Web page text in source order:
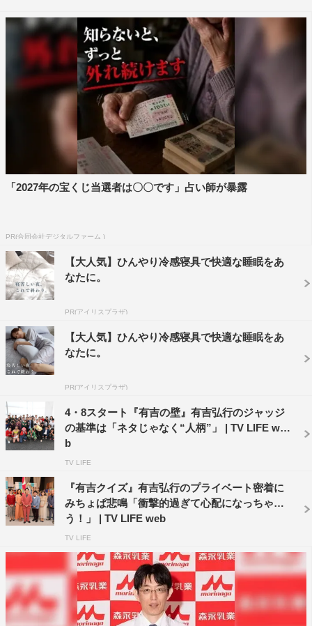
レギュラー初回のゲストは、有吉弘行。山里とは“いろい
ろ”あって6年ぶりの共演。田中と弘中アナは番組の
YouTube公式チャンネルの動画で有吉の出演を聞かされ、
戦々恐々となっていた。
ナの様子を山里はニヤニヤして楽しむ。
普段、公の場で女性や恋愛についてめったに語らない有
吉。「あまりグッと来たり、『興味を持って話してみたい
だが、今回はグッときた女性を告白。その中にはある超人
気女優も含まれ、本人が特別にVTRで出演する。
また、この日の放送には乃木坂46・山下美月が番組への逆
「2027年の宝くじ当選者は〇〇です」占い師が暴露
PR(合同会社デジタルファーム )
【大人気】ひんやり冷感寝具で快適な睡眠をあ
なたに。
PR(アイリスプラザ)
【大人気】ひんやり冷感寝具で快適な睡眠をあ
なたに。
PR(アイリスプラザ)
4・8スタート『有吉の壁』有吉弘行のジャッジ
の基準は「ネタじゃなく“人柄”」 | TV LIFE we
b
TV LIFE
『有吉クイズ』有吉弘行のプライベート密着に
みちょぱ悲鳴「衝撃的過ぎて心配になっちゃ
う！」 | TV LIFE web
TV LIFE